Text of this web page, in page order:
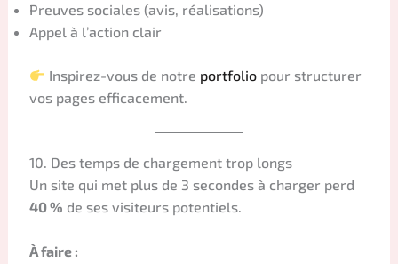
Preuves sociales (avis, réalisations)
Appel à l’action clair
Inspirez-vous de notre portfoliopour structurer
vos pages efficacement.
10. Des temps de chargement trop longs
Un site qui met plus de 3 secondes à charger perd
40 % de ses visiteurs potentiels.
À faire :